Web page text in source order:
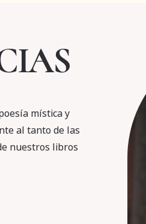
mística y
al tanto de las
nuestros libros